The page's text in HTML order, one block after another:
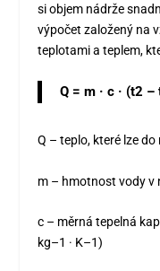
si objem nádrže
výpočet založený na
teplotami a teplem,
Q = m · c · (t2 –
Q – teplo, které lze
m – hmotnost vody v
c – měrná tepelná
kg–1 · K–1)